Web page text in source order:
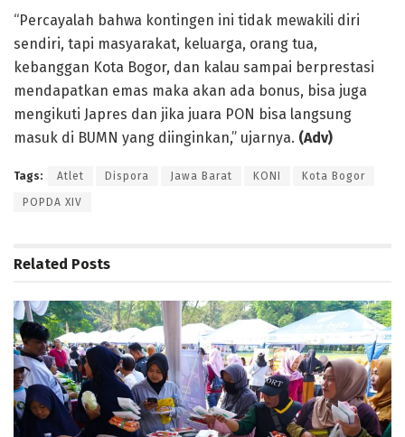
“Percayalah bahwa kontingen ini tidak mewakili diri
sendiri, tapi masyarakat, keluarga, orang tua,
kebanggan Kota Bogor, dan kalau sampai berprestasi
mendapatkan emas maka akan ada bonus, bisa juga
mengikuti Japres dan jika juara PON bisa langsung
masuk di BUMN yang diinginkan,” ujarnya. (Adv)
Tags: Atlet Dispora Jawa Barat KONI Kota Bogor
POPDA XIV
Related Posts